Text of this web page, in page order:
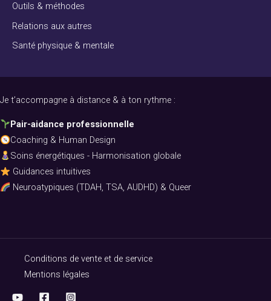
Outils & méthodes
Relations aux autres
Santé physique & mentale
Je t’accompagne à distance & à ton rythme :
Pair-aidance professionnelle
Coaching & Human Design
Soins énergétiques - Harmonisation globale
Guidances intuitives
Neuroatypiques (TDAH, TSA, AUDHD) & Queer
Conditions de vente et de service
Mentions légales